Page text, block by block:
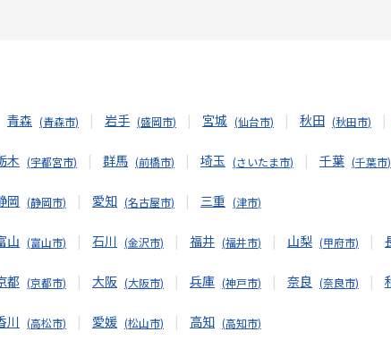
青森 青森市 岩手 盛岡市 宮城 仙台市 秋田 秋田市
木 宇都宮市 群馬 前橋市 埼玉 さいたま市 千葉 千葉市
岡 静岡市 愛知 名古屋市 三重 津市
山 富山市 石川 金沢市 福井 福井市 山梨 甲府市
都 京都市 大阪 大阪市 兵庫 神戸市 奈良 奈良市
川 高松市 愛媛 松山市 高知 高知市